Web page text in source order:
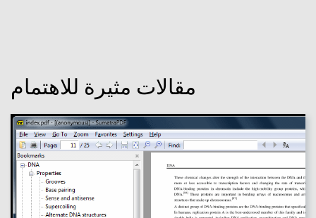
مقالات مثيرة للاهتمام